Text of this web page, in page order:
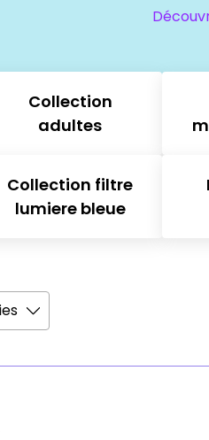
Collection
adultes
Collection filtre
lumiere bleue